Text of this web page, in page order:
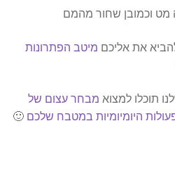
מט וכמובן שחור מהמם
את אליכם מיטב הפתרונות
תוכלו למצוא מבחר עצום של
היומיומיות במטבח שלכם 🙂